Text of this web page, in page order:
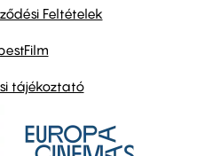
Feltételek
tájékoztató